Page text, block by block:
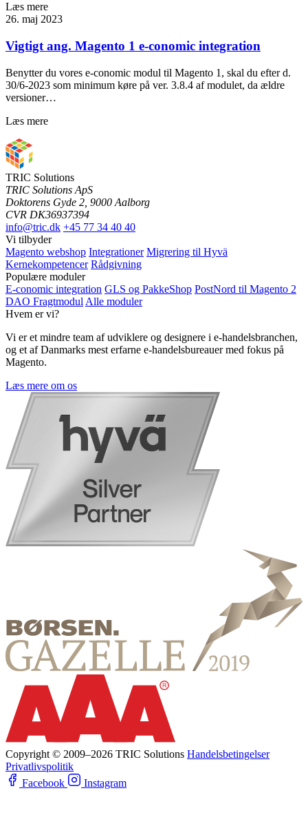
Læs mere
26. maj 2023
Vigtigt ang. Magento 1 e-conomic integration
Benytter du vores e-conomic modul til Magento 1, skal du efter d.
30/6-2023 som minimum køre på ver. 3.8.4 af modulet, da ældre
versioner…
Læs mere
TRIC Solutions
TRIC Solutions ApS
Doktorens Gyde 2, 9000 Aalborg
CVR DK36937394
info@tric.dk +45 77 34 40 40
Vi tilbyder
Magento webshop Integrationer Migrering til Hyvä
Kernekompetencer Rådgivning
Populære moduler
E-conomic integration GLS og PakkeShop PostNord til Magento 2
DAO Fragtmodul Alle moduler
Hvem er vi?
Vi er et mindre team af udviklere og designere i e-handelsbranchen,
og et af Danmarks mest erfarne e-handelsbureauer med fokus på
Magento.
Læs mere om os
Copyright © 2009–2026 TRIC Solutions Handelsbetingelser
Privatlivspolitik
Facebook
Instagram